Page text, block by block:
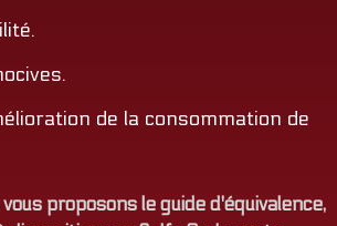
de la consommation de
proposons le guide d'équivalence,